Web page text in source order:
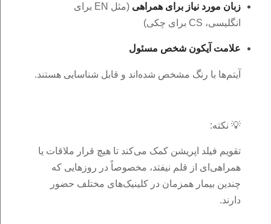
زبان مورد نیاز برای همراهی
(مثل EN برای
انگلیسی، CS برای چکی)
علامت آیکون شخص مسئول
آیتم‌ها با رنگ مشخص شده‌اند و قابل شناسایی هستند.
💡 نکته:
تقویم فیلد اپریشن کمک می‌کند تا هیچ قرار ملاقات یا
همراهی‌ای از قلم نیفتد، مخصوصاً در روزهایی که
چندین بیمار همزمان در کلینیک‌های مختلف حضور
دارند.